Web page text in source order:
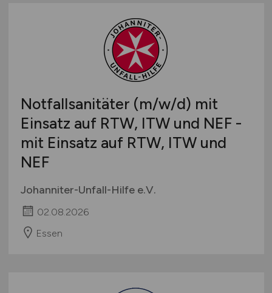
Notfallsanitäter (m/w/d) mit
Einsatz auf RTW, ITW und NEF -
mit Einsatz auf RTW, ITW und
NEF
Johanniter-Unfall-Hilfe e.V.
02.08.2026
Essen